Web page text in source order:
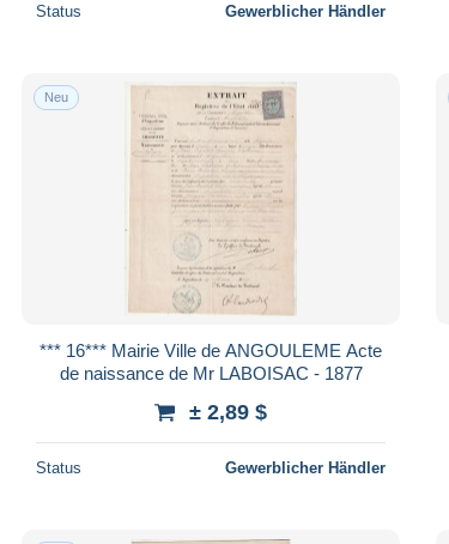
Status Gewerblicher Händler
Neu
*** 16*** Mairie Ville de ANGOULEME Acte
de naissance de Mr LABOISAC - 1877
± 2,89 $
Status Gewerblicher Händler